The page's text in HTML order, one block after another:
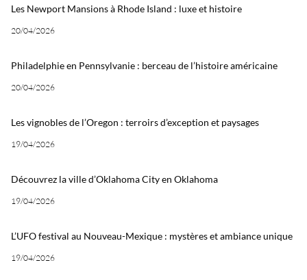
Les Newport Mansions à Rhode Island : luxe et histoire
20/04/2026
Philadelphie en Pennsylvanie : berceau de l’histoire américaine
20/04/2026
Les vignobles de l’Oregon : terroirs d’exception et paysages
19/04/2026
Découvrez la ville d’Oklahoma City en Oklahoma
19/04/2026
L’UFO festival au Nouveau-Mexique : mystères et ambiance unique
19/04/2026